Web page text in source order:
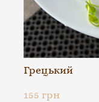
Грецький
155 грн